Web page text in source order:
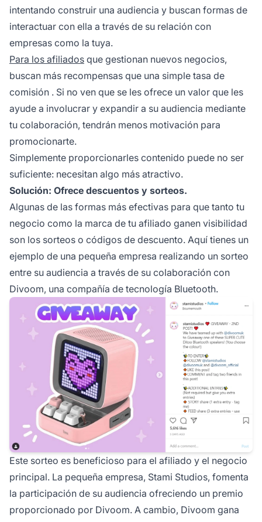
intentando construir una audiencia y buscan formas de
interactuar con ella a través de su relación con
empresas como la tuya.
Para los afiliados que gestionan nuevos negocios,
buscan más recompensas que una simple tasa de
comisión . Si no ven que se les ofrece un valor que les
ayude a involucrar y expandir a su audiencia mediante
tu colaboración, tendrán menos motivación para
promocionarte.
Simplemente proporcionarles contenido puede no ser
suficiente: necesitan algo más atractivo.
Solución: Ofrece descuentos y sorteos.
Algunas de las formas más efectivas para que tanto tu
negocio como la marca de tu afiliado ganen visibilidad
son los sorteos o códigos de descuento. Aquí tienes un
ejemplo de una pequeña empresa realizando un sorteo
entre su audiencia a través de su colaboración con
Divoom, una compañía de tecnología Bluetooth.
Este sorteo es beneficioso para el afiliado y el negocio
principal. La pequeña empresa, Stami Studios, fomenta
la participación de su audiencia ofreciendo un premio
proporcionado por Divoom. A cambio, Divoom gana